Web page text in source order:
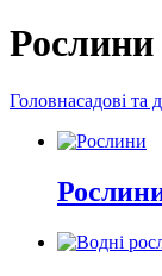
Головнасадові та